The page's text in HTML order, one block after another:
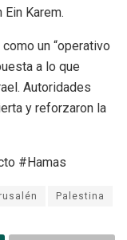
Karem.
un “operativo
a lo que
Autoridades
y reforzaron la
#Hamas
Palestina